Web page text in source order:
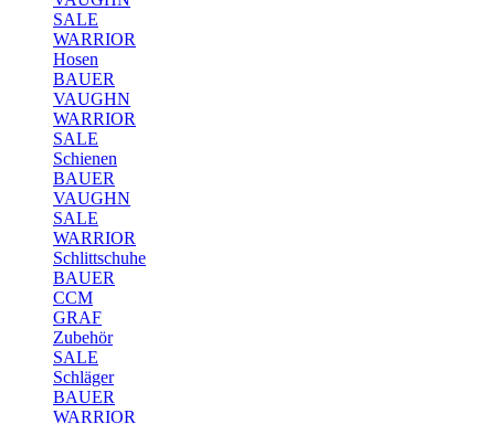
SALE
WARRIOR
Hosen
BAUER
VAUGHN
WARRIOR
SALE
Schienen
BAUER
VAUGHN
SALE
WARRIOR
Schlittschuhe
BAUER
CCM
GRAF
Zubehör
SALE
Schläger
BAUER
WARRIOR